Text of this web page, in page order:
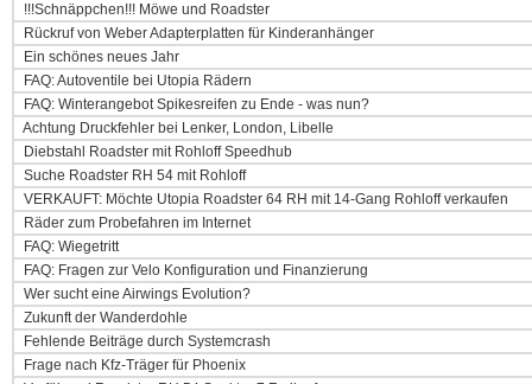
!!!Schnäppchen!!! Möwe und Roadster
Rückruf von Weber Adapterplatten für Kinderanhänger
Ein schönes neues Jahr
FAQ: Autoventile bei Utopia Rädern
FAQ: Winterangebot Spikesreifen zu Ende - was nun?
Achtung Druckfehler bei Lenker, London, Libelle
Diebstahl Roadster mit Rohloff Speedhub
Suche Roadster RH 54 mit Rohloff
VERKAUFT: Möchte Utopia Roadster 64 RH mit 14-Gang Rohloff verkaufen
Räder zum Probefahren im Internet
FAQ: Wiegetritt
FAQ: Fragen zur Velo Konfiguration und Finanzierung
Wer sucht eine Airwings Evolution?
Zukunft der Wanderdohle
Fehlende Beiträge durch Systemcrash
Frage nach Kfz-Träger für Phoenix